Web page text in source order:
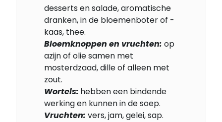
desserts en salade, aromatische
dranken, in de bloemenboter of -
kaas, thee.
Bloemknoppen en vruchten: op
azijn of olie samen met
mosterdzaad, dille of alleen met
zout.
Wortels: hebben een bindende
werking en kunnen in de soep.
Vruchten: vers, jam, gelei, sap.